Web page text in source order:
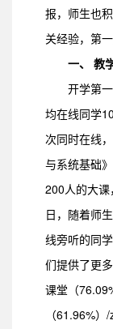
报，师生也
关经验，第
一、 教
开学第
均在线同学
次同时在线
与系统基础
200人的大课
日，随着师
线旁听的同
们提供了更
课堂（
（61.96%